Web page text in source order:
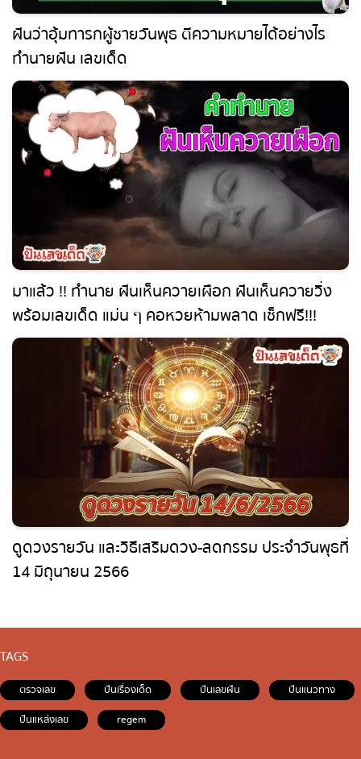
ฝันว่าอุ้มทารกผู้ชายวันพุธ ตีความหมายได้อย่างไร
ทำนายฝัน เลขเด็ด
มาแล้ว !! ทำนาย ฝันเห็นควายเผือก ฝันเห็นควายวิ่ง
พร้อมเลขเด็ด แม่น ๆ คอหวยห้ามพลาด เช็กฟรี!!!
ดูดวงรายวัน และวิธีเสริมดวง-ลดกรรม ประจำวัน
พุธที่ 14 มิถุนายน 2566
TAGS
ตรวจเลข
ปันแนวทาง
ปันแหล่งเลข regem